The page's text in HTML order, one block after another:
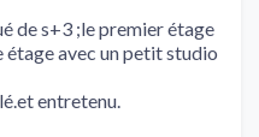
de s+3 ;le premier étage
avec un petit studio
entretenu.